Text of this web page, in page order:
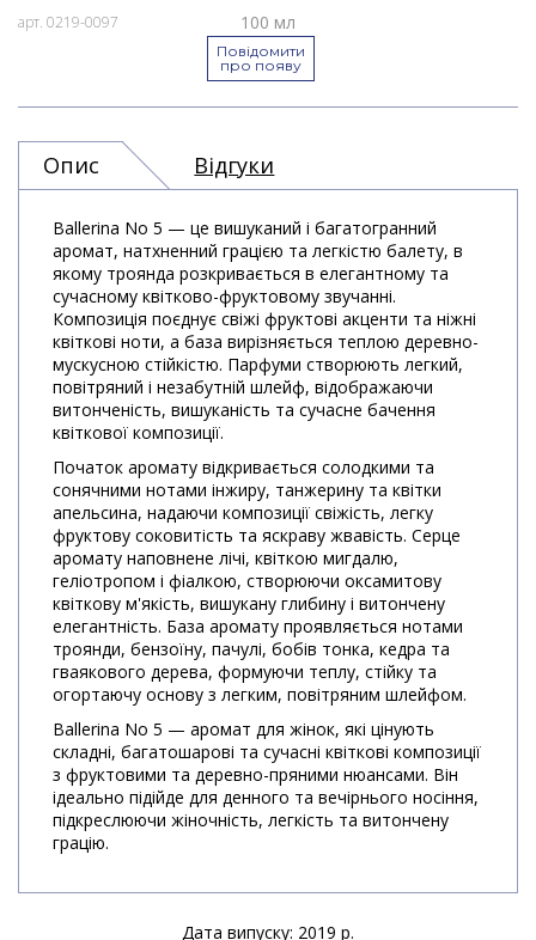
арт. 0219-0097 100 мл
Повідомити
про появу
Опис Відгуки
Ballerina No 5 — це вишуканий і багатогранний
аромат, натхненний грацією та легкістю балету, в
якому троянда розкривається в елегантному та
сучасному квітково-фруктовому звучанні.
Композиція поєднує свіжі фруктові акценти та ніжні
квіткові ноти, а база вирізняється теплою деревно-
мускусною стійкістю. Парфуми створюють легкий,
повітряний і незабутній шлейф, відображаючи
витонченість, вишуканість та сучасне бачення
квіткової композиції.
Початок аромату відкривається солодкими та
сонячними нотами інжиру, танжерину та квітки
апельсина, надаючи композиції свіжість, легку
фруктову соковитість та яскраву жвавість. Серце
аромату наповнене лічі, квіткою мигдалю,
геліотропом і фіалкою, створюючи оксамитову
квіткову м'якість, вишукану глибину і витончену
елегантність. База аромату проявляється нотами
троянди, бензоїну, пачулі, бобів тонка, кедра та
гваякового дерева, формуючи теплу, стійку та
огортаючу основу з легким, повітряним шлейфом.
Ballerina No 5 — аромат для жінок, які цінують
складні, багатошарові та сучасні квіткові композиції
з фруктовими та деревно-пряними нюансами. Він
ідеально підійде для денного та вечірнього носіння,
підкреслюючи жіночність, легкість та витончену
грацію.
Дата випуску: 2019 р.